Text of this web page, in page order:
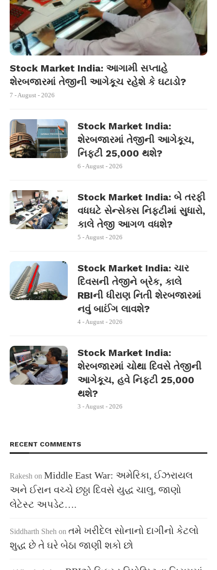
Stock Market India: આગામી સપ્તાહે
શેરબજારમાં તેજીની આગેકૂચ રહેશે કે ઘટાડો?
7 - August - 2026
Stock Market India:
શેરબજારમાં તેજીની આગેકૂચ,
નિફ્ટી 25,000 થશે?
6 - August - 2026
Stock Market India: બે તરફી
વધઘટે સેન્સેક્સ નિફ્ટીમાં સુધારો,
કાલે તેજી આગળ વધશે?
5 - August - 2026
Stock Market India: ચાર
દિવસની તેજીને બ્રેક, કાલે
RBIની ધીરાણ નિતી શેરબજારમાં
નવું બાઈંગ લાવશે?
4 - August - 2026
Stock Market India:
શેરબજારમાં ચોથા દિવસે તેજીની
આગેકૂચ, હવે નિફ્ટી 25,000
થશે?
3 - August - 2026
RECENT COMMENTS
Rakesh on Middle East War: અમેરિકા, ઈઝરાયલ
અને ઈરાન વચ્ચે છઠ્ઠા દિવસે યુદ્ધ ચાલુ, જાણો
લેટેસ્ટ અપડેટ….
Siddharth Sheh on તમે ખરીદેલ સોનાનો દાગીનો કેટલો
શુદ્ધ છે તે ઘરે બેઠા જાણી શકો છો